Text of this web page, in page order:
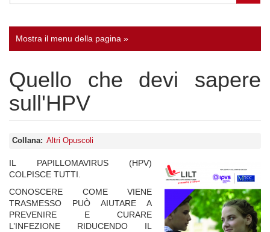
Mostra il menu della pagina »
Quello che devi sapere
sull'HPV
Collana Altri Opuscoli
IL PAPILLOMAVIRUS (HPV)
COLPISCE TUTTI.
CONOSCERE COME VIENE
TRASMESSO PUÒ AIUTARE A
PREVENIRE E CURARE
L’INFEZIONE RIDUCENDO IL